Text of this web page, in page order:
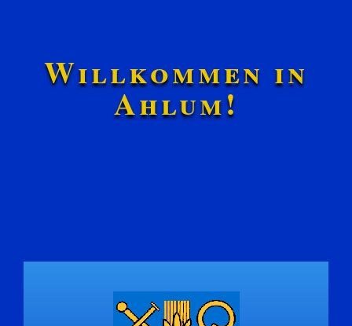
Willkommen in
Ahlum!